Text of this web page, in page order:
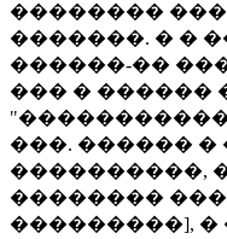
��������
�������. � �
������-��
��� � ������
���. ������ �
����������,
��������
���������],